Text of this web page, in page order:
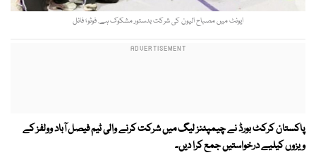
ایونٹ میں مصباح الیون کی شرکت بدستور مشکوک ہے. فوٹو؛ فائل
پاکستان کرکٹ بورڈ نے چیمپئنز لیگ میں شرکت کرنے والی ٹیم فیصل آباد وولفز کے
ویزوں کیلیے درخواستیں جمع کرا دیں۔